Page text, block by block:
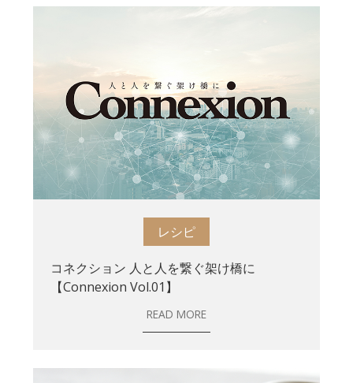
レシピ
コネクション 人と人を繋ぐ架け橋に
【Connexion Vol.01】
READ MORE